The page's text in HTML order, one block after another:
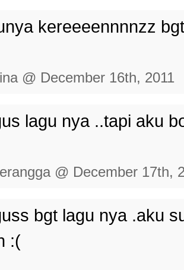
kereeeennnnzz
@ December 16th, 2011
lagu nya ..tapi aku
@ December 17th,
bgt lagu nya .aku
:(